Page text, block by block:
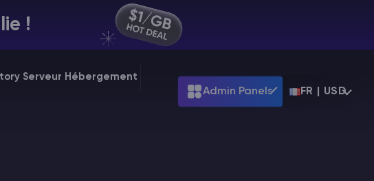
!
Serveur Hébergement
Admin Panels FR | USD